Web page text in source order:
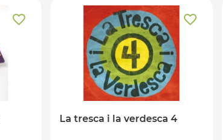
La tresca i la verdesca 4